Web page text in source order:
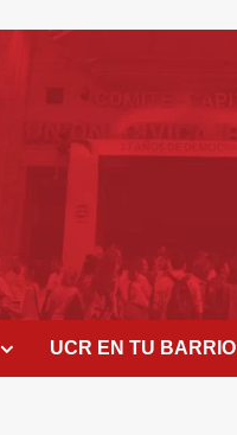
UCR EN TU BARRIO